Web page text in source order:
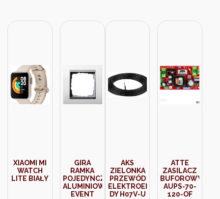
XIAOMI MI
WATCH
LITE BIAŁY
GIRA
RAMKA
POJEDYNCZA
ALUMINIOWY
EVENT
AKS
ZIELONKA
PRZEWÓD
ELEKTROENERGETYCZNY
DY H07V-U
ATTE
ZASILACZ
BUFOROWY
AUPS-70-
120-OF